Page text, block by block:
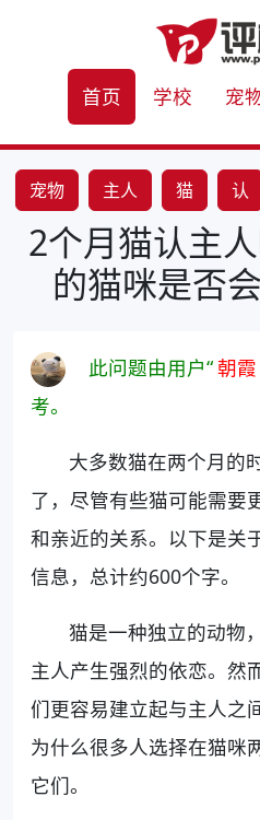
首页 学校 宠
宠物 主人 猫 认
2个月猫认主
的猫咪是否
此问题由用户“朝霞
考。
大多数猫在两个月的
了，尽管有些猫可能需要
和亲近的关系。以下是关
信息，总计约600个字。
猫是一种独立的动物
主人产生强烈的依恋。然
们更容易建立起与主人之
为什么很多人选择在猫咪
它们。